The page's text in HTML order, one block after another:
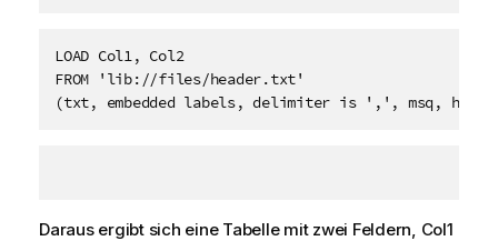
LOAD Col1, Col2
FROM 'lib://files/header.txt'
(txt, embedded labels, delimiter is ',', msq,
Daraus ergibt sich eine Tabelle mit zwei Feldern, Col1